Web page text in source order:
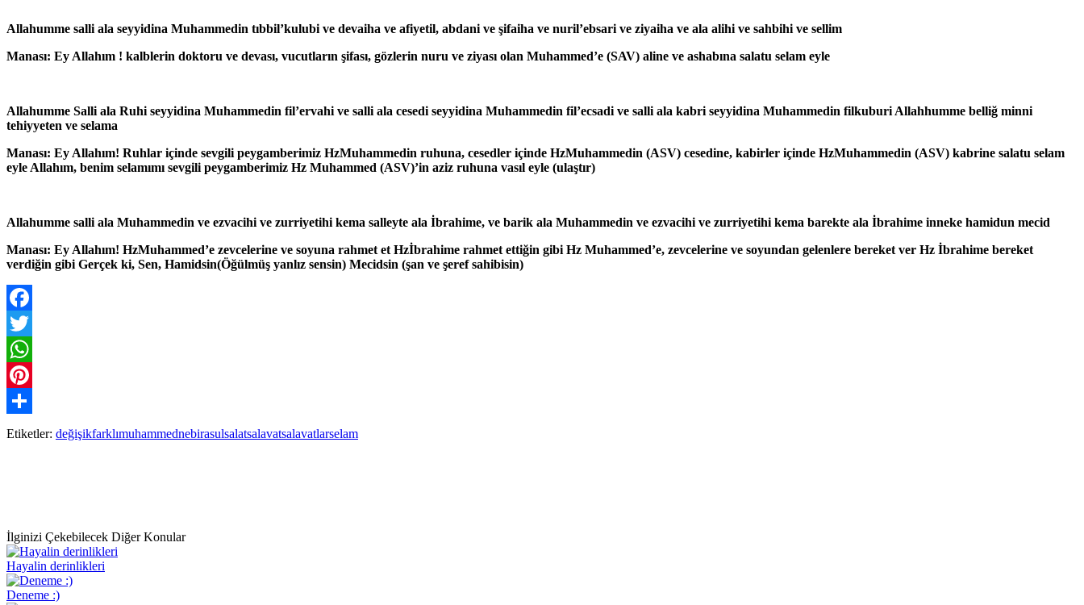
Allahumme salli ala seyyidina Muhammedin tıbbil’kulubi ve devaiha ve afiyetil, abdani ve şifaiha ve nuril’ebsari ve ziyaiha ve ala alihi ve sahbihi ve sellim
Manası: Ey Allahım ! kalblerin doktoru ve devası, vucutların şifası, gözlerin nuru ve ziyası olan Muhammed’e (SAV) aline ve ashabına salatu selam eyle
Allahumme Salli ala Ruhi seyyidina Muhammedin fil’ervahi ve salli ala cesedi seyyidina Muhammedin fil’ecsadi ve salli ala kabri seyyidina Muhammedin filkuburi Allahhumme belliğ minni
tehiyyeten ve selama
Manası: Ey Allahım! Ruhlar içinde sevgili peygamberimiz HzMuhammedin ruhuna, cesedler içinde HzMuhammedin (ASV) cesedine, kabirler içinde HzMuhammedin (ASV) kabrine salatu selam
eyle Allahım, benim selamımı sevgili peygamberimiz Hz Muhammed (ASV)’in aziz ruhuna vasıl eyle (ulaştır)
Allahumme salli ala Muhammedin ve ezvacihi ve zurriyetihi kema salleyte ala İbrahime, ve barik ala Muhammedin ve ezvacihi ve zurriyetihi kema barekte ala İbrahime inneke hamidun mecid
Manası: Ey Allahım! HzMuhammed’e zevcelerine ve soyuna rahmet et Hzİbrahime rahmet ettiğin gibi Hz Muhammed’e, zevcelerine ve soyundan gelenlere bereket ver Hz İbrahime bereket
verdiğin gibi Gerçek ki, Sen, Hamidsin(Öğülmüş yanlız sensin) Mecidsin (şan ve şeref sahibisin)
Facebook
Twitter
WhatsApp
Pinterest
Paylaş
Etiketler: değişikfarklımuhammednebirasulsalatsalavatsalavatlarselam
İlginizi Çekebilecek Diğer Konular
Hayalin derinlikleri
Deneme :)